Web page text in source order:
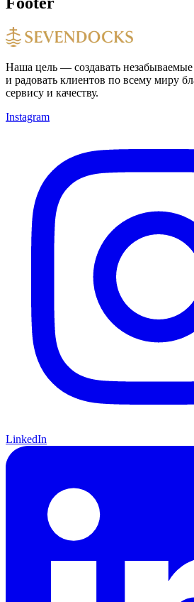
Наша цель — создавать незабываемые
и радовать клиентов по всему миру
сервису и качеству.
Instagram
LinkedIn